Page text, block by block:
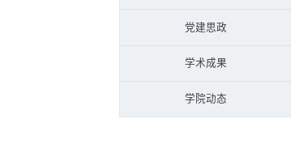
党建思政
学术成果
学院动态